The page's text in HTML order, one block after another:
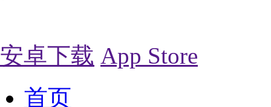
安卓下载 App Store
首页